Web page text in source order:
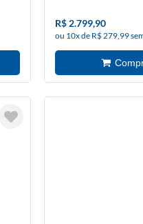
R$ 2.799,90
ou 10x de R$ 279,99